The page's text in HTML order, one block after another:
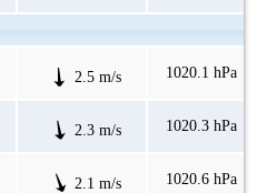
2.5 m/s 1020.1 hPa
2.3 m/s 1020.3 hPa
2.1 m/s 1020.6 hPa